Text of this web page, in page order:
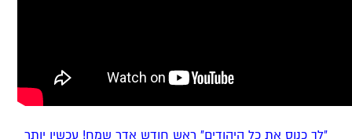
״לך כנוס את כל היהודים״ ראש חודש אדר שמח! עכשיו יותר